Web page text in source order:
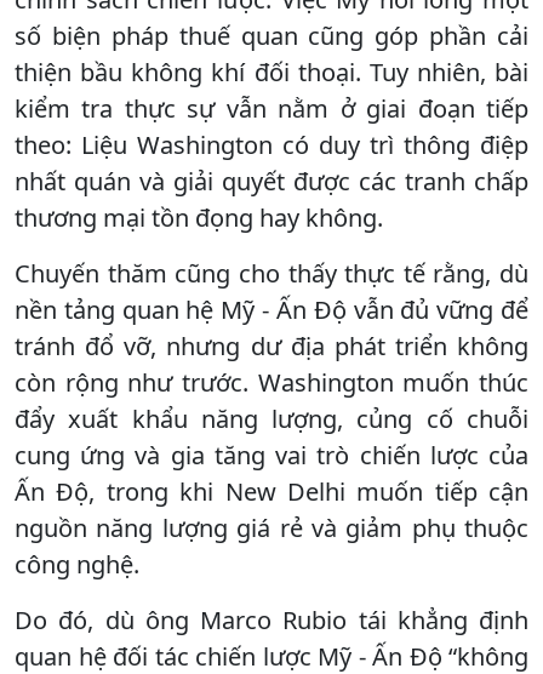
số biện pháp thuế quan cũng góp phần cải
thiện bầu không khí đối thoại. Tuy nhiên, bài
kiểm tra thực sự vẫn nằm ở giai đoạn tiếp
theo: Liệu Washington có duy trì thông điệp
nhất quán và giải quyết được các tranh chấp
thương mại tồn đọng hay không.
Chuyến thăm cũng cho thấy thực tế rằng, dù
nền tảng quan hệ Mỹ - Ấn Độ vẫn đủ vững để
tránh đổ vỡ, nhưng dư địa phát triển không
còn rộng như trước. Washington muốn thúc
đẩy xuất khẩu năng lượng, củng cố chuỗi
cung ứng và gia tăng vai trò chiến lược của
Ấn Độ, trong khi New Delhi muốn tiếp cận
nguồn năng lượng giá rẻ và giảm phụ thuộc
công nghệ.
Do đó, dù ông Marco Rubio tái khẳng định
quan hệ đối tác chiến lược Mỹ - Ấn Độ “không